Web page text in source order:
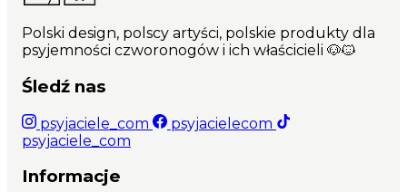
Polski design, polscy artyści, polskie produkty dla
psyjemności czworonogów i ich właścicieli 🐶🐱
Śledź nas
psyjaciele_com
psyjacielecom
psyjaciele_com
Informacje